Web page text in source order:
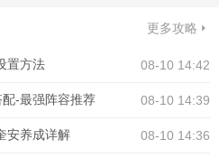
更多攻略
置方法 08-10 14:42
-最强阵容推荐 08-10 14:39
安养成详解 08-10 14:36